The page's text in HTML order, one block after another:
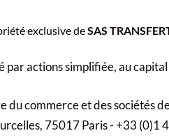
exclusive deSAS
par actions simplifiée, au
commerce et des sociétés
75017 Paris - +33 (0)1